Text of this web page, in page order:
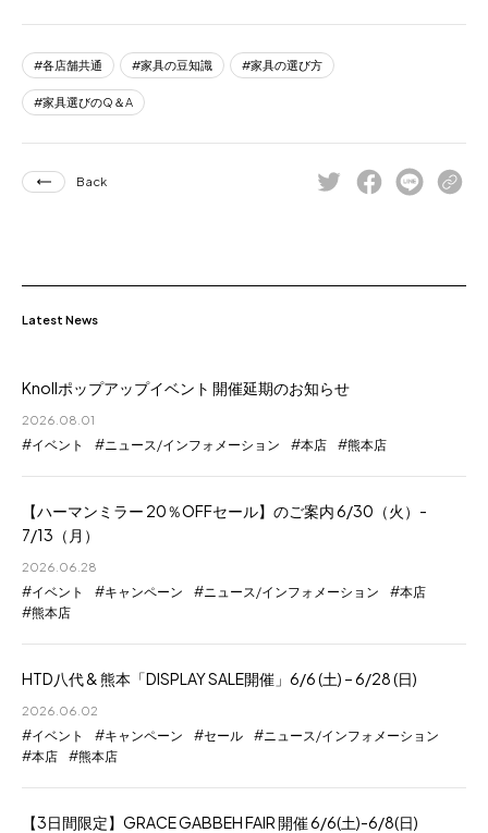
各店舗共通 家具の豆知識 家具の選び方
家具選びのQ＆A
Back
Latest News
Knollポップアップイベント 開催延期のお知らせ
2026.08.01
イベント ニュース/インフォメーション 本店 熊本店
【ハーマンミラー 20％OFFセール】のご案内 6/30（火）-
7/13（月）
2026.06.28
イベント キャンペーン ニュース/インフォメーション
本店
熊本店
HTD八代 & 熊本「DISPLAY SALE開催」6/6 (土) – 6/28 (日)
2026.06.02
イベント キャンペーン セール
ニュース/インフォメーション
本店
熊本店
【3日間限定】GRACE GABBEH FAIR 開催 6/6(土)-6/8(日)